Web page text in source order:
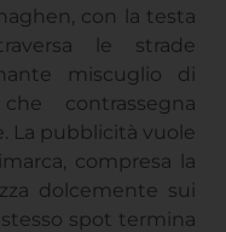
con la testa
le strade
miscuglio di
contrassegna
La pubblicità vuole
compresa la
dolcemente sui
spot termina